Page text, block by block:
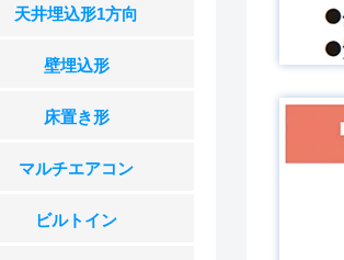
天井埋込形1方向
壁埋込形
床置き形
マルチエアコン
ビルトイン